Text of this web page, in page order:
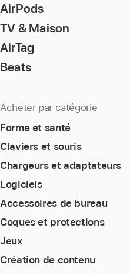
AirPods
TV & Maison
AirTag
Beats
Acheter par catégorie
Forme et santé
Claviers et souris
Chargeurs et adaptateurs
Logiciels
Accessoires de bureau
Coques et protections
Jeux
Création de contenu